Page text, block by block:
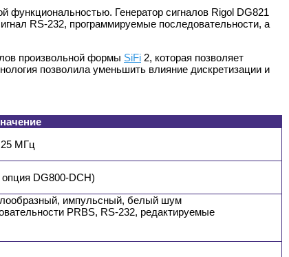
Генератор сигналов Rigol DG821
RS-232, программируемые последовательности, а
произвольной формы SiFi 2, которая позволяет
позволила уменьшить влияние дискретизации и
25 МГц
опция DG800-DCH)
импульсный, белый шум
PRBS, RS-232, редактируемые